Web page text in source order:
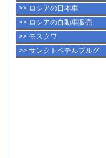
>> ロシアの日本車
>> ロシアの自動車販売
>> モスクワ
>> サンクトペテルブルグ